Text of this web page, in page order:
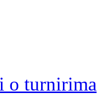
o turnirima